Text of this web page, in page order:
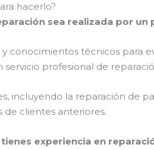
hacerlo?
sea realizada por un
conocimientos técnicos para
profesional de
incluyendo la reparación de
de clientes anteriores.
experiencia en